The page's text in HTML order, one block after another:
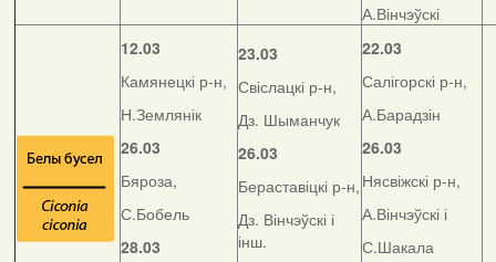
А.Вінчэўскі
12.03
Камянецкі р-н,
Н.Землянік
26.03
Бяроза,
С.Бобель
28.03
23.03
Свіслацкі р-н,
Дз. Шыманчук
26.03
Бераставіцкі р-н,
Дз. Вінчэўскі і
інш.
22.03
Салігорскі р-н,
А.Барадзін
26.03
Нясвіжскі р-н,
А.Вінчэўскі і
С.Шакала